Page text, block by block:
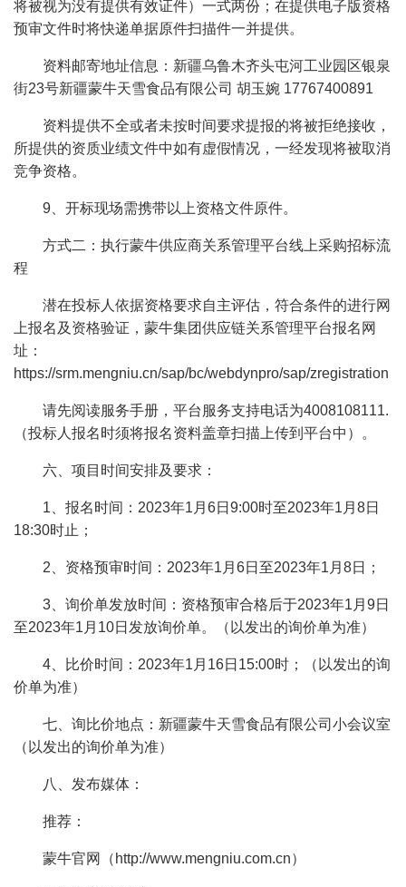
将被视为没有提供有效证件）一式两份；在提供电子版资格
预审文件时将快递单据原件扫描件一并提供。
资料邮寄地址信息：新疆乌鲁木齐头屯河工业园区银泉
街23号新疆蒙牛天雪食品有限公司 胡玉婉 17767400891
资料提供不全或者未按时间要求提报的将被拒绝接收，
所提供的资质业绩文件中如有虚假情况，一经发现将被取消
竞争资格。
9、开标现场需携带以上资格文件原件。
方式二：执行蒙牛供应商关系管理平台线上采购招标流
程
潜在投标人依据资格要求自主评估，符合条件的进行网
上报名及资格验证，蒙牛集团供应链关系管理平台报名网
址：
https://srm.mengniu.cn/sap/bc/webdynpro/sap/zregistration
请先阅读服务手册，平台服务支持电话为4008108111.
（投标人报名时须将报名资料盖章扫描上传到平台中）。
六、项目时间安排及要求：
1、报名时间：2023年1月6日9:00时至2023年1月8日
18:30时止；
2、资格预审时间：2023年1月6日至2023年1月8日；
3、询价单发放时间：资格预审合格后于2023年1月9日
至2023年1月10日发放询价单。（以发出的询价单为准）
4、比价时间：2023年1月16日15:00时；（以发出的询
价单为准）
七、询比价地点：新疆蒙牛天雪食品有限公司小会议室
（以发出的询价单为准）
八、发布媒体：
推荐：
蒙牛官网（http://www.mengniu.com.cn）